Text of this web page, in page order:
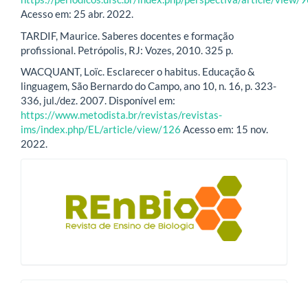
Acesso em: 25 abr. 2022.
TARDIF, Maurice. Saberes docentes e formação
profissional. Petrópolis, RJ: Vozes, 2010. 325 p.
WACQUANT, Loïc. Esclarecer o habitus. Educação &
linguagem, São Bernardo do Campo, ano 10, n. 16, p. 323-
336, jul./dez. 2007. Disponível em:
https://www.metodista.br/revistas/revistas-
ims/index.php/EL/article/view/126 Acesso em: 15 nov.
2022.